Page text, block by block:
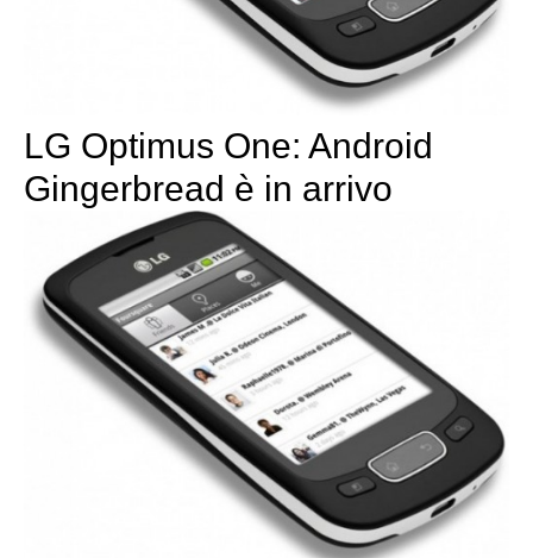
LG Optimus One: Android
Gingerbread è in arrivo